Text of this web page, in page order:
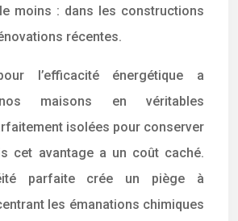
moins : dans les constructions
récentes.
l’efficacité énergétique a
maisons en véritables
isolées pour conserver
cet avantage a un coût caché.
parfaite crée un piège à
les émanations chimiques